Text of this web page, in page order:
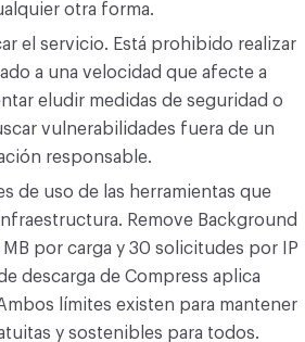
otra forma.
el servicio. Está prohibido realizar
a una velocidad que afecte a
eludir medidas de seguridad o
vulnerabilidades fuera de un
responsable.
de uso de las herramientas que
Remove Background
por carga y 30 solicitudes por IP
descarga de Compress aplica
límites existen para mantener
y sostenibles para todos.